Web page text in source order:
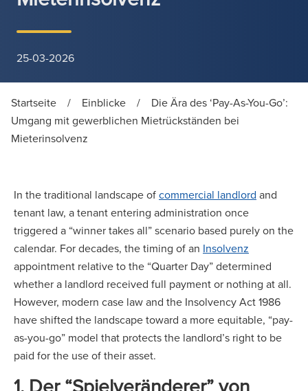
25-03-2026
Startseite / Einblicke /
Die Ära des ‘Pay-As-You-Go’:
Umgang mit gewerblichen Mietrückständen bei
Mieterinsolvenz
In the traditional landscape ofcommercial landlord and
tenant law, a tenant entering administration once
triggered a “winner takes all” scenario based purely on the
calendar. For decades, the timing of an Insolvenz
appointment relative to the “Quarter Day” determined
whether a landlord received full payment or nothing at all.
However, modern case law and the Insolvency Act 1986
have shifted the landscape toward a more equitable, “pay-
as-you-go” model that protects the landlord’s right to be
paid for the use of their asset.